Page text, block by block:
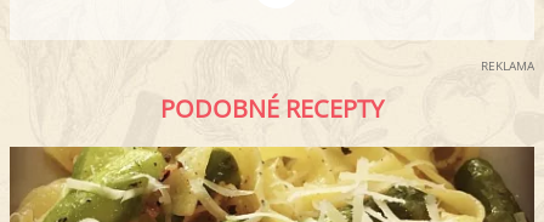
REKLAMA
PODOBNÉ RECEPTY